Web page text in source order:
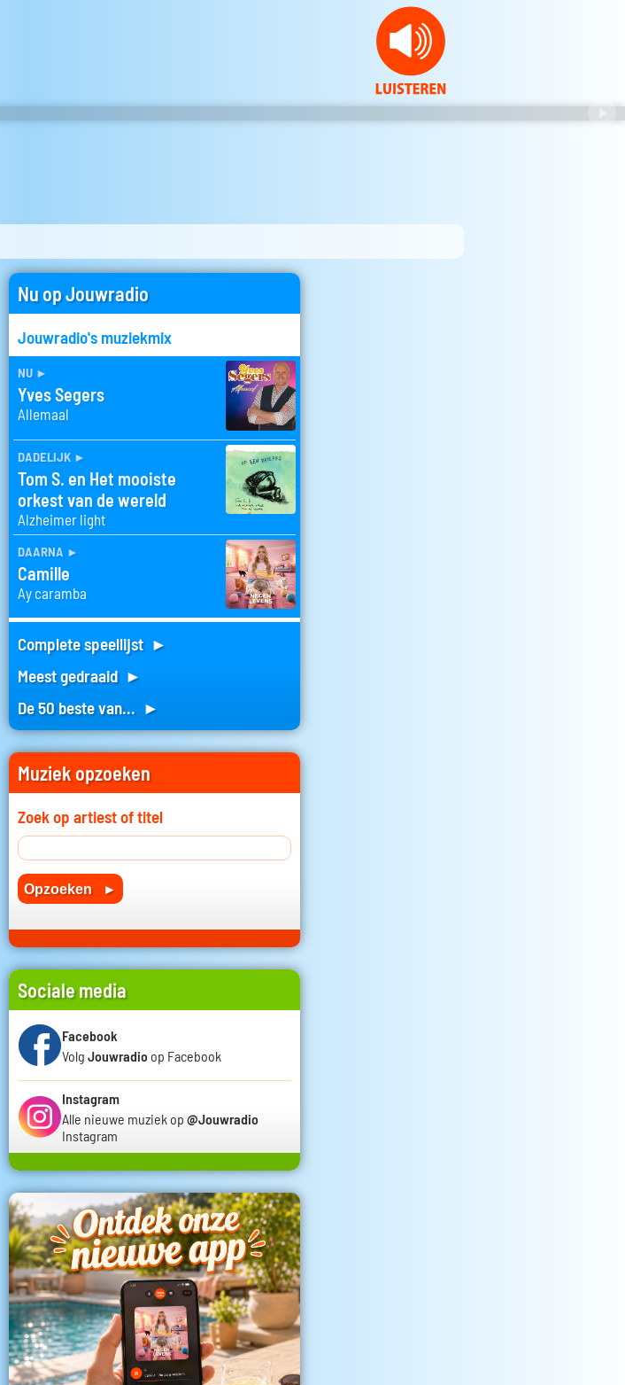
Nu op Jouwradio
Jouwradio's muziekmix
nu ►
Yves Segers
Allemaal
dadelijk ►
Tom S. en Het mooiste
orkest van de wereld
Alzheimer light
daarna ►
Camille
Ay caramba
Complete speellijst ►
Meest gedraaid ►
De 50 beste van... ►
Muziek opzoeken
Zoek op artiest of titel
Sociale media
Facebook
Volg Jouwradio op Facebook
Instagram
Alle nieuwe muziek op @Jouwradio
Instagram